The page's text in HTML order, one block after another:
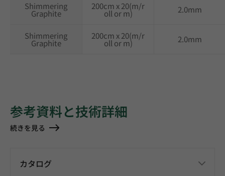
Shimmering
Graphite
200cm x 20(m/r
oll or m) 2.0mm
Shimmering
Graphite
200cm x 20(m/r
oll or m) 2.0mm
参考資料と技術詳細
続きを見る
カタログ